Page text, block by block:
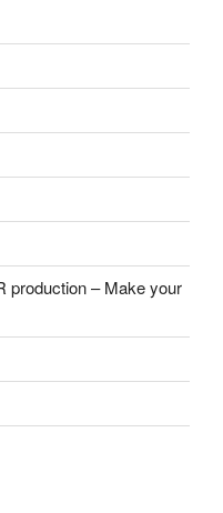
production – Make your